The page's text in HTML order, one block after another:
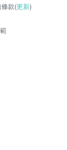
款(更新)